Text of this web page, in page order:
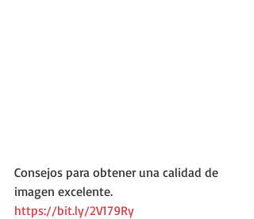
Consejos para obtener una calidad de
imagen excelente.
https://bit.ly/2V179Ry